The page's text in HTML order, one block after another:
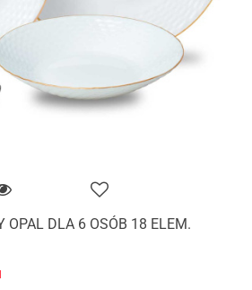
OPAL DLA 6 OSÓB 18 ELEM.